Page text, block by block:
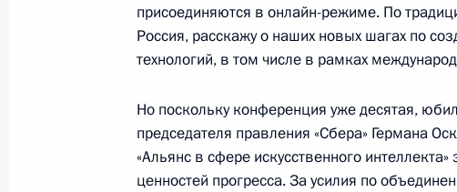
Встреча с главами правительств
18 ноября 2025 года, 15:30 Москва, Кремль
Церемония закладки атомного ледокола
18 ноября 2025 года, 15:00 Москва, Кремль
присоединяются в онлайн-режиме. По
Россия, расскажу о наших новых шагах по
технологий, в том числе в рамках
Но поскольку конференция уже десятая,
председателя правления «Сбера» Германа
«Альянс в сфере искусственного
ценностей прогресса. За усилия по